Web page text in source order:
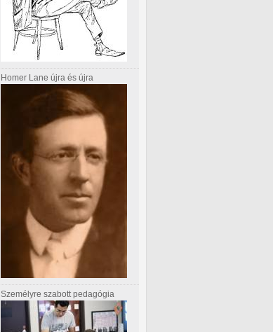
Homer Lane újra és újra
Személyre szabott pedagógia